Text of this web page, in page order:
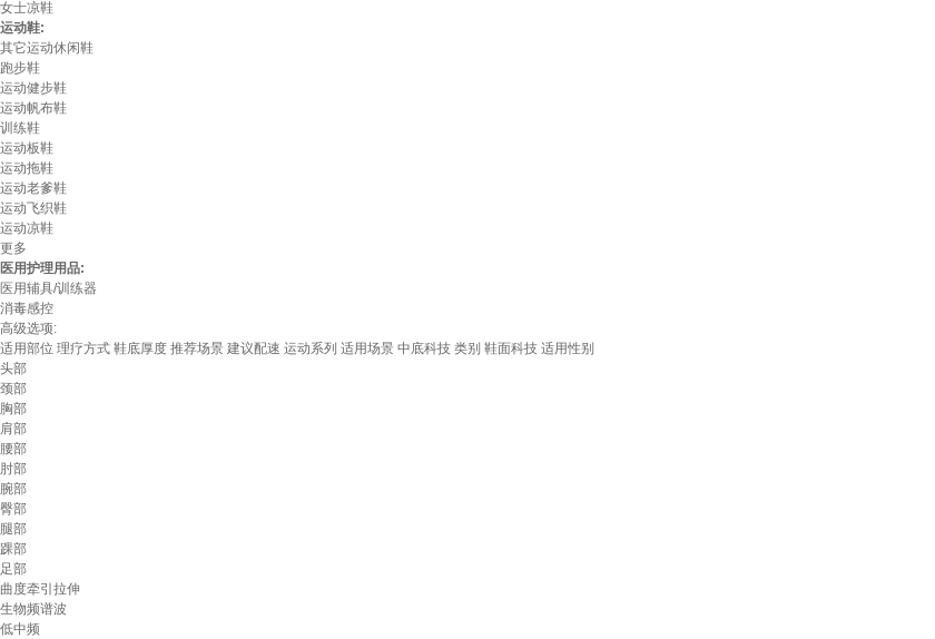
女士凉鞋
运动鞋:
其它运动休闲鞋
跑步鞋
运动健步鞋
运动帆布鞋
训练鞋
运动板鞋
运动拖鞋
运动老爹鞋
运动飞织鞋
运动凉鞋
更多
医用护理用品:
医用辅具/训练器
消毒感控
高级选项:
适用部位 理疗方式 鞋底厚度 推荐场景 建议配速 运动系列 适用场景 中底科技 类别 鞋面科技 适用性别
头部
颈部
胸部
肩部
腰部
肘部
腕部
臀部
腿部
踝部
足部
曲度牵引拉伸
生物频谱波
低中频